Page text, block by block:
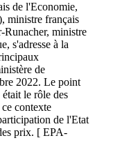
de l'Economie,
ministre français
Runacher, ministre
s'adresse à la
de
2022. Le point
le rôle des
contexte
de l'Etat
prix. [ EPA-